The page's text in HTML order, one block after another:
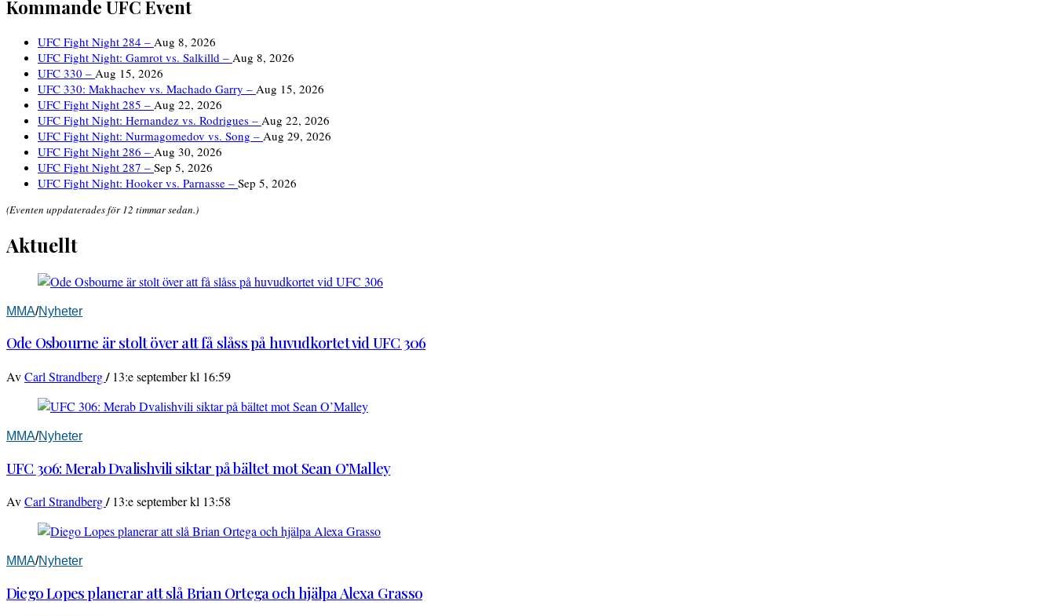
Kommande UFC Event
UFC Fight Night 284 – Aug 8, 2026
UFC Fight Night: Gamrot vs. Salkilld – Aug 8, 2026
UFC 330 – Aug 15, 2026
UFC 330: Makhachev vs. Machado Garry – Aug 15, 2026
UFC Fight Night 285 – Aug 22, 2026
UFC Fight Night: Hernandez vs. Rodrigues – Aug 22, 2026
UFC Fight Night: Nurmagomedov vs. Song – Aug 29, 2026
UFC Fight Night 286 – Aug 30, 2026
UFC Fight Night 287 – Sep 5, 2026
UFC Fight Night: Hooker vs. Parnasse – Sep 5, 2026
(Eventen uppdaterades för 12 timmar sedan.)
Aktuellt
MMA/Nyheter
Ode Osbourne är stolt över att få slåss på huvudkortet vid UFC 306
AvCarl Strandberg/ 13:e september kl 16:59
MMA/Nyheter
UFC 306: Merab Dvalishvili siktar på bältet mot Sean O’Malley
AvCarl Strandberg/ 13:e september kl 13:58
MMA/Nyheter
Diego Lopes planerar att slå Brian Ortega och hjälpa Alexa Grasso